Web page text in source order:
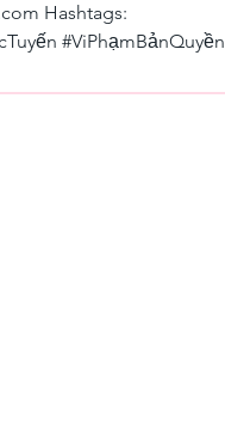
Hashtags:
#ViPhạmBảnQuyền